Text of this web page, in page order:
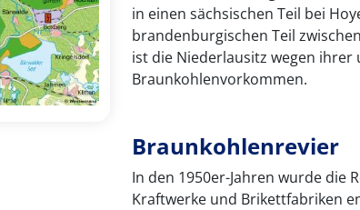
in einen sächsischen Teil bei
brandenburgischen Teil
ist die Niederlausitz wegen ihrer
Braunkohlenvorkommen.
Braunkohlenrevier
In den 1950er-Jahren wurde die
Kraftwerke und Brikettfabriken